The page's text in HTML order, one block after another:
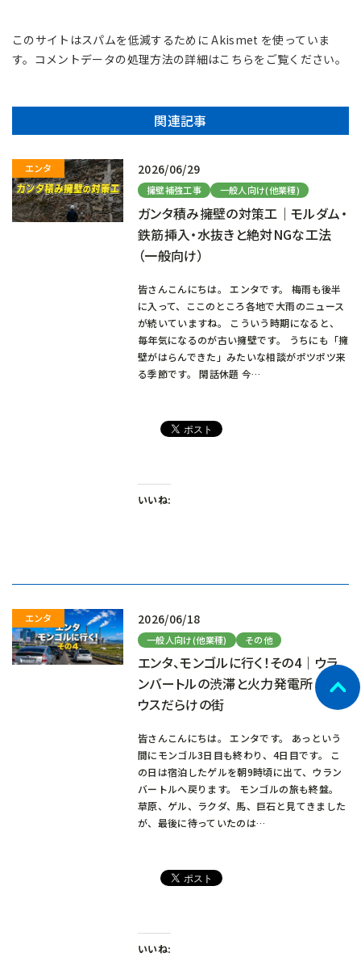
このサイトはスパムを低減するために Akismet を使っていま
す。 コメントデータの処理方法の詳細はこちらをご覧ください。
関連記事
2026/06/29
擁壁補強工事 一般人向け(他業種)
ガンタ積み擁壁の対策工｜モルダム・
鉄筋挿入・水抜きと絶対NGな工法
（一般向け）
皆さんこんにちは。 エンタです。 梅雨も後半
に入って、ここのところ各地で大雨のニュース
が続いていますね。 こういう時期になると、
毎年気になるのが古い擁壁です。 うちにも「擁
壁がはらんできた」みたいな相談がポツポツ来
る季節です。 閑話休題 今…
いいね:
2026/06/18
一般人向け(他業種) その他
エンタ、モンゴルに行く！その4｜ウラ
ンバートルの渋滞と火力発電所とプリ
ウスだらけの街
皆さんこんにちは。 エンタです。 あっという
間にモンゴル3日目も終わり、4日目です。 こ
の日は宿泊したゲルを朝9時頃に出て、ウラン
バートルへ戻ります。 モンゴルの旅も終盤。
草原、ゲル、ラクダ、馬、巨石と見てきました
が、最後に待っていたのは…
いいね: